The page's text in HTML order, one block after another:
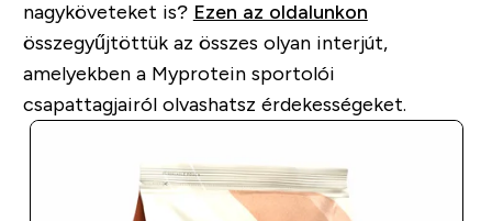
nagyköveteket is? Ezen az oldalunkon
összegyűjtöttük az összes olyan interjút,
amelyekben a Myprotein sportolói
csapattagjairól olvashatsz érdekességeket.